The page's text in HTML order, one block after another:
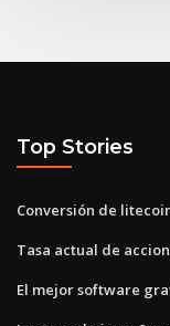
Top Stories
Conversión de
Tasa actual de
El mejor software